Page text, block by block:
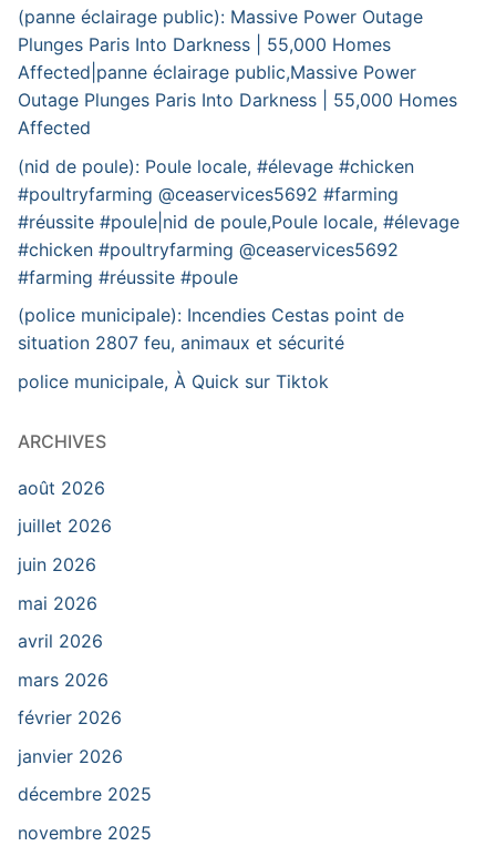
(panne éclairage public): Massive Power Outage
Plunges Paris Into Darkness | 55,000 Homes
Affected|panne éclairage public,Massive Power
Outage Plunges Paris Into Darkness | 55,000 Homes
Affected
(nid de poule): Poule locale, #élevage #chicken
#poultryfarming @ceaservices5692 #farming
#réussite #poule|nid de poule,Poule locale, #élevage
#chicken #poultryfarming @ceaservices5692
#farming #réussite #poule
(police municipale): Incendies Cestas point de
situation 2807 feu, animaux et sécurité
police municipale, À Quick sur Tiktok
ARCHIVES
août 2026
juillet 2026
juin 2026
mai 2026
avril 2026
mars 2026
février 2026
janvier 2026
décembre 2025
novembre 2025